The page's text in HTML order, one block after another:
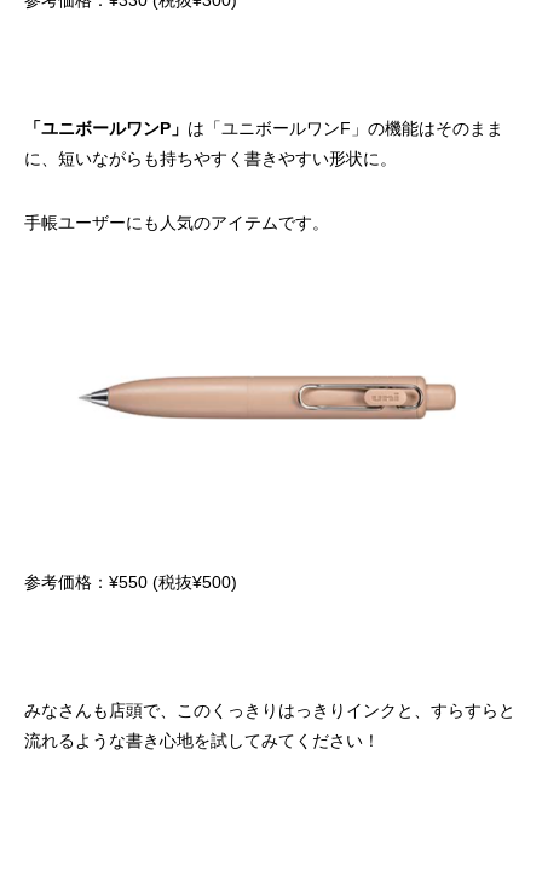
「ユニボールワンP」 は「ユニボールワンF」の機能はそのまま
に、短いながらも持ちやすく書きやすい形状に。
手帳ユーザーにも人気のアイテムです。
参考価格：¥550 (税抜¥500)
みなさんも店頭で、このくっきりはっきりインクと、すらすらと
流れるような書き心地を試してみてください！